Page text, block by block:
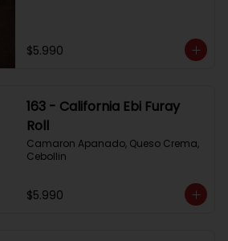
$5.990
163 - California Ebi Furay
Roll
Camaron Apanado, Queso Crema,
Cebollin
$5.990